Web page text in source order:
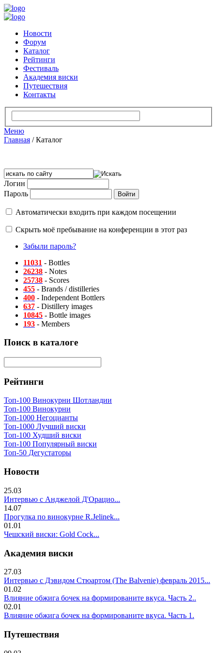
Новости
Форум
Каталог
Рейтинги
Фестиваль
Академия виски
Путешествия
Контакты
Меню
Главная /Каталог
Логин
Пароль
Автоматически входить при каждом посещении
Скрыть моё пребывание на конференции в этот раз
Забыли пароль?
11031 - Bottles
26238 - Notes
25738 - Scores
455 - Brands / distilleries
400 - Independent Bottlers
637 - Distillery images
10845 - Bottle images
193 - Members
Поиск в каталоге
Рейтинги
Топ-100 Винокурни Шотландии
Топ-100 Винокурни
Топ-1000 Негоцианты
Топ-1000 Лучший виски
Топ-100 Худший виски
Топ-100 Популярный виски
Топ-50 Дегустаторы
Новости
25.03
Интервью с Анджелой Д'Орацио...
14.07
Прогулка по винокурне R.Jelinek...
01.01
Чешский виски: Gold Cock...
Академия виски
27.03
Интервью с Дэвидом Стюартом (The Balvenie) февраль 2015...
01.02
Влияние обжига бочек на формированите вкуса. Часть 2..
02.01
Влияние обжига бочек на формированите вкуса. Часть 1.
Путешествия